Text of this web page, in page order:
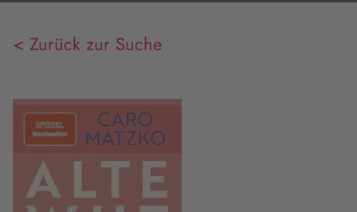
< Zurück zur Suche